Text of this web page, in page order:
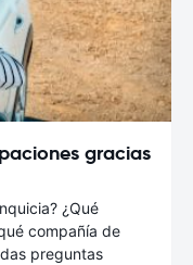
gracias
¿Qué
compañía de
preguntas